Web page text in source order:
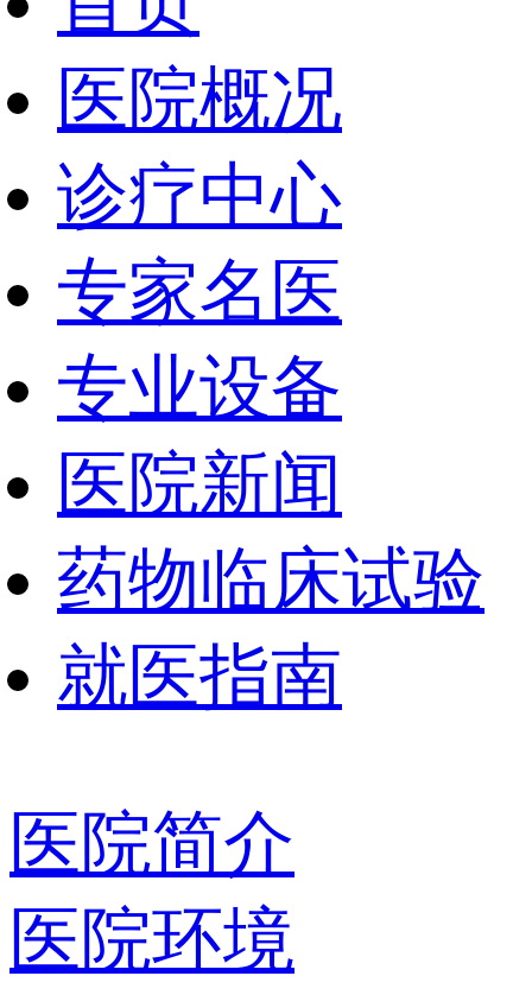
医院概况
诊疗中心
专家名医
专业设备
医院新闻
药物临床试验
就医指南
医院简介
医院环境